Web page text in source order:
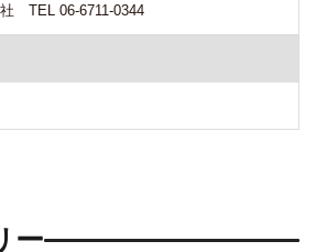
TEL 06-6711-0344
ー